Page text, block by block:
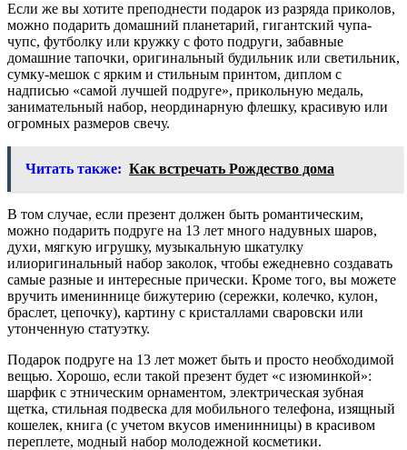
Если же вы хотите преподнести подарок из разряда приколов,
можно подарить домашний планетарий, гигантский чупа-
чупс, футболку или кружку с фото подруги, забавные
домашние тапочки, оригинальный будильник или светильник,
сумку-мешок с ярким и стильным принтом, диплом с
надписью «самой лучшей подруге», прикольную медаль,
занимательный набор, неординарную флешку, красивую или
огромных размеров свечу.
Читать также: Как встречать Рождество дома
В том случае, если презент должен быть романтическим,
можно подарить подруге на 13 лет много надувных шаров,
духи, мягкую игрушку, музыкальную шкатулку
илиоригинальный набор заколок, чтобы ежедневно создавать
самые разные и интересные прически. Кроме того, вы можете
вручить имениннице бижутерию (сережки, колечко, кулон,
браслет, цепочку), картину с кристаллами сваровски или
утонченную статуэтку.
Подарок подруге на 13 лет может быть и просто необходимой
вещью. Хорошо, если такой презент будет «с изюминкой»:
шарфик с этническим орнаментом, электрическая зубная
щетка, стильная подвеска для мобильного телефона, изящный
кошелек, книга (с учетом вкусов именинницы) в красивом
переплете, модный набор молодежной косметики.